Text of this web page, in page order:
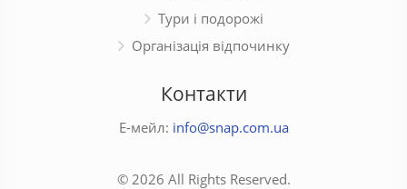
Тури і подорожі
Організація відпочинку
Контакти
Е-мейл: info@snap.com.ua
© 2026 All Rights Reserved.